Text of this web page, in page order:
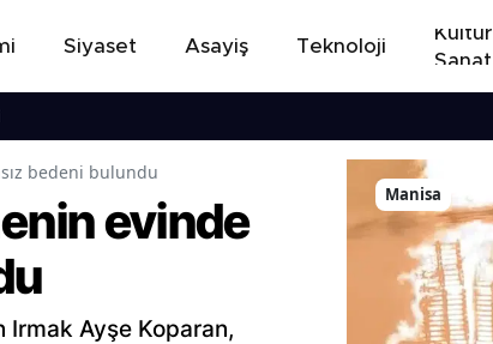
Siyaset Asayiş Teknoloji
Kültür
Sanat
bedeni bulundu
evinde
Ayşe Koparan,
Manisa